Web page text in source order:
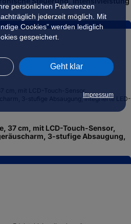
persönlichen Präferenzen
jederzeit möglich. Mit
Cookies” werden lediglich
gespeichert.
Geht klar
Impressum
37 cm, mit LCD-Touch-Sensor,
3-stufige Absaugung,